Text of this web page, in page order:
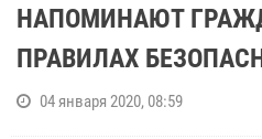
НАПОМИНАЮТ
ПРАВИЛАХ
04 января 2020, 08:59